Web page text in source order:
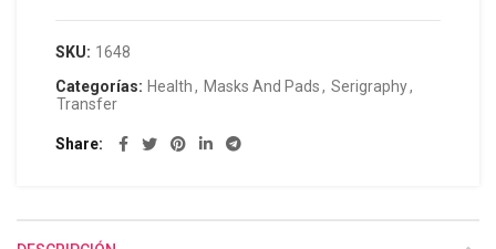
SKU: 1648
Categorías: Health, Masks And Pads, Serigraphy,
Transfer
Share